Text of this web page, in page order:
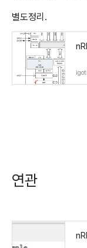
별도정리.
연관